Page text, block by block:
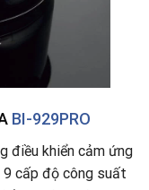
BI-929PRO
điều khiển cảm ứng
9 cấp độ công suất